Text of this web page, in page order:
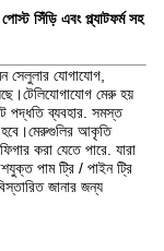
সিঁড়ি এবং প্ল্যাটফর্ম সহ
সেলুলার যোগাযোগ,
মেরু হয়
পদ্ধতি ব্যবহার. সমস্ত
হবে।মেরুগুলির আকৃতি
করা যেতে পারে. যারা
পাম ট্রি / পাইন ট্রি
জানার জন্য